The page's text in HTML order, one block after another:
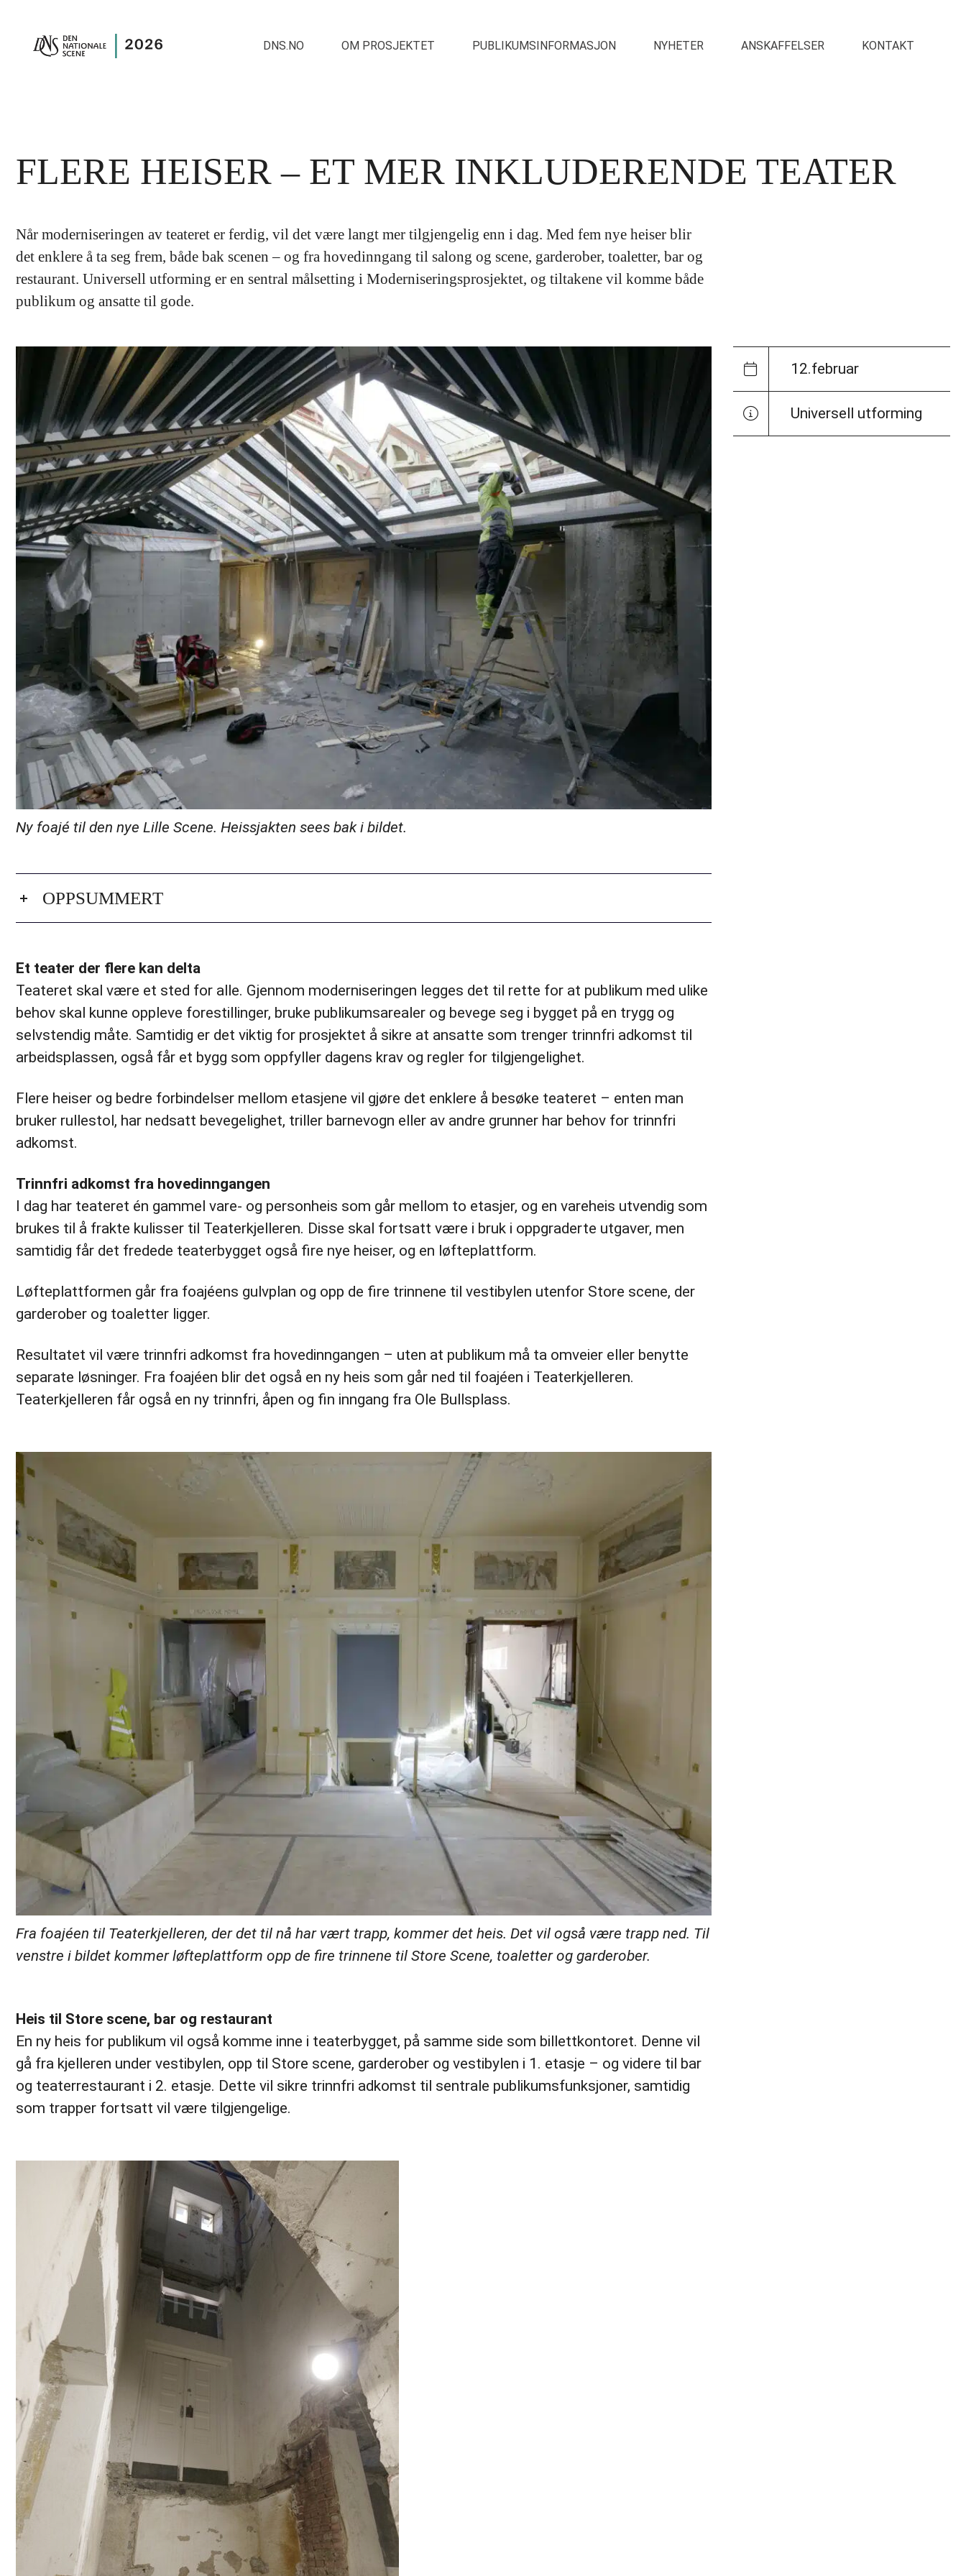
DNS.NO OM PROSJEKTET PUBLIKUMSINFORMASJON NYHETER ANSKAFFELSER KONTAKT
FLERE HEISER – ET MER INKLUDERENDE TEATER
Når moderniseringen av teateret er ferdig, vil det være langt mer tilgjengelig enn i dag. Med fem nye heiser blir
det enklere å ta seg frem, både bak scenen – og fra hovedinngang til salong og scene, garderober, toaletter, bar og
restaurant. Universell utforming er en sentral målsetting i Moderniseringsprosjektet, og tiltakene vil komme både
publikum og ansatte til gode.
Ny foajé til den nye Lille Scene. Heissjakten sees bak i bildet.
12.februar
Universell utforming
OPPSUMMERT
Et teater der flere kan delta
Teateret skal være et sted for alle. Gjennom moderniseringen legges det til rette for at publikum med ulike
behov skal kunne oppleve forestillinger, bruke publikumsarealer og bevege seg i bygget på en trygg og
selvstendig måte. Samtidig er det viktig for prosjektet å sikre at ansatte som trenger trinnfri adkomst til
arbeidsplassen, også får et bygg som oppfyller dagens krav og regler for tilgjengelighet.
Flere heiser og bedre forbindelser mellom etasjene vil gjøre det enklere å besøke teateret – enten man
bruker rullestol, har nedsatt bevegelighet, triller barnevogn eller av andre grunner har behov for trinnfri
adkomst.
Trinnfri adkomst fra hovedinngangen
I dag har teateret én gammel vare- og personheis som går mellom to etasjer, og en vareheis utvendig som
brukes til å frakte kulisser til Teaterkjelleren. Disse skal fortsatt være i bruk i oppgraderte utgaver, men
samtidig får det fredede teaterbygget også fire nye heiser, og en løfteplattform.
Løfteplattformen går fra foajéens gulvplan og opp de fire trinnene til vestibylen utenfor Store scene, der
garderober og toaletter ligger.
Resultatet vil være trinnfri adkomst fra hovedinngangen – uten at publikum må ta omveier eller benytte
separate løsninger. Fra foajéen blir det også en ny heis som går ned til foajéen i Teaterkjelleren.
Teaterkjelleren får også en ny trinnfri, åpen og fin inngang fra Ole Bullsplass.
Fra foajéen til Teaterkjelleren, der det til nå har vært trapp, kommer det heis. Det vil også være trapp ned. Til
venstre i bildet kommer løfteplattform opp de fire trinnene til Store Scene, toaletter og garderober.
Heis til Store scene, bar og restaurant
En ny heis for publikum vil også komme inne i teaterbygget, på samme side som billettkontoret. Denne vil
gå fra kjelleren under vestibylen, opp til Store scene, garderober og vestibylen i 1. etasje – og videre til bar
og teaterrestaurant i 2. etasje. Dette vil sikre trinnfri adkomst til sentrale publikumsfunksjoner, samtidig
som trapper fortsatt vil være tilgjengelige.